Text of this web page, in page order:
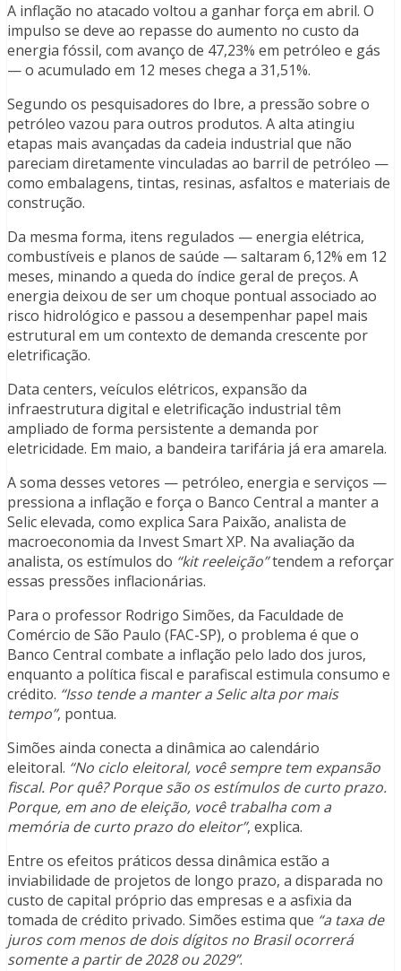
A inflação no atacado voltou a ganhar força em abril. O
impulso se deve ao repasse do aumento no custo da
energia fóssil, com avanço de 47,23% em petróleo e gás
— o acumulado em 12 meses chega a 31,51%.
Segundo os pesquisadores do Ibre, a pressão sobre o
petróleo vazou para outros produtos. A alta atingiu
etapas mais avançadas da cadeia industrial que não
pareciam diretamente vinculadas ao barril de petróleo —
como embalagens, tintas, resinas, asfaltos e materiais de
construção.
Da mesma forma, itens regulados — energia elétrica,
combustíveis e planos de saúde — saltaram 6,12% em 12
meses, minando a queda do índice geral de preços. A
energia deixou de ser um choque pontual associado ao
risco hidrológico e passou a desempenhar papel mais
estrutural em um contexto de demanda crescente por
eletrificação.
Data centers, veículos elétricos, expansão da
infraestrutura digital e eletrificação industrial têm
ampliado de forma persistente a demanda por
eletricidade. Em maio, a bandeira tarifária já era amarela.
A soma desses vetores — petróleo, energia e serviços —
pressiona a inflação e força o Banco Central a manter a
Selic elevada, como explica Sara Paixão, analista de
macroeconomia da Invest Smart XP. Na avaliação da
analista, os estímulos do “kit reeleição”tendem a reforçar
essas pressões inflacionárias.
Para o professor Rodrigo Simões, da Faculdade de
Comércio de São Paulo (FAC-SP), o problema é que o
Banco Central combate a inflação pelo lado dos juros,
enquanto a política fiscal e parafiscal estimula consumo e
crédito. “Isso tende a manter a Selic alta por mais
tempo”, pontua.
Simões ainda conecta a dinâmica ao calendário
eleitoral. “No ciclo eleitoral, você sempre tem expansão
fiscal. Por quê? Porque são os estímulos de curto prazo.
Porque, em ano de eleição, você trabalha com a
memória de curto prazo do eleitor”, explica.
Entre os efeitos práticos dessa dinâmica estão a
inviabilidade de projetos de longo prazo, a disparada no
custo de capital próprio das empresas e a asfixia da
tomada de crédito privado. Simões estima que “a taxa de
juros com menos de dois dígitos no Brasil ocorrerá
somente a partir de 2028 ou 2029”.